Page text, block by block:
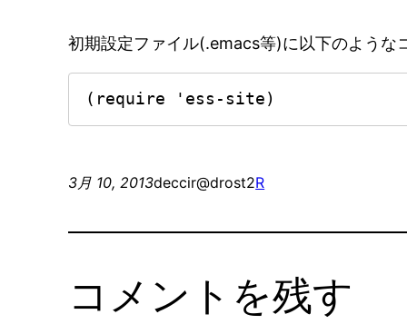
初期設定ファイル(.emacs等)に以下のような
(require 'ess-site)
3月 10, 2013deccir@drost2R
コメントを残す